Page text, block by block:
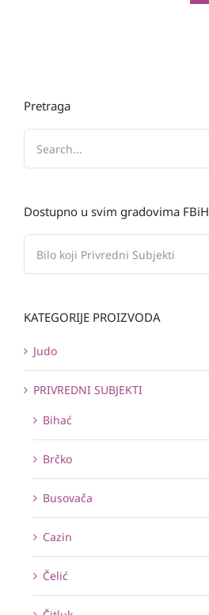
Pretraga
Dostupno u svim gradovima FBiH
KATEGORIJE PROIZVODA
Judo
PRIVREDNI SUBJEKTI
Bihać
Brčko
Busovača
Cazin
Čelić